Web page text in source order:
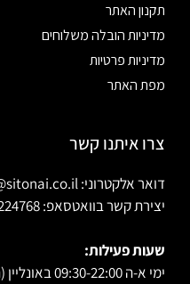
תקנון האתר
מדיניות הובלה משלוחים
מדיניות פרטיות
מפת האתר
צרו איתנו קשר
דואר אלקטרוני: sales@sitonai.co.il
יצירת קשר בוואטסאפ: 050-2224768 (לא בשבת וחגי ישראל)
שעות פעילות:
ימי א-ה 09:30-22:00 באונליין (החנות פעילה להגעה עד 19:00)